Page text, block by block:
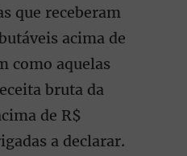
que receberam
acima de
como aquelas
bruta da
de R$
a declarar.